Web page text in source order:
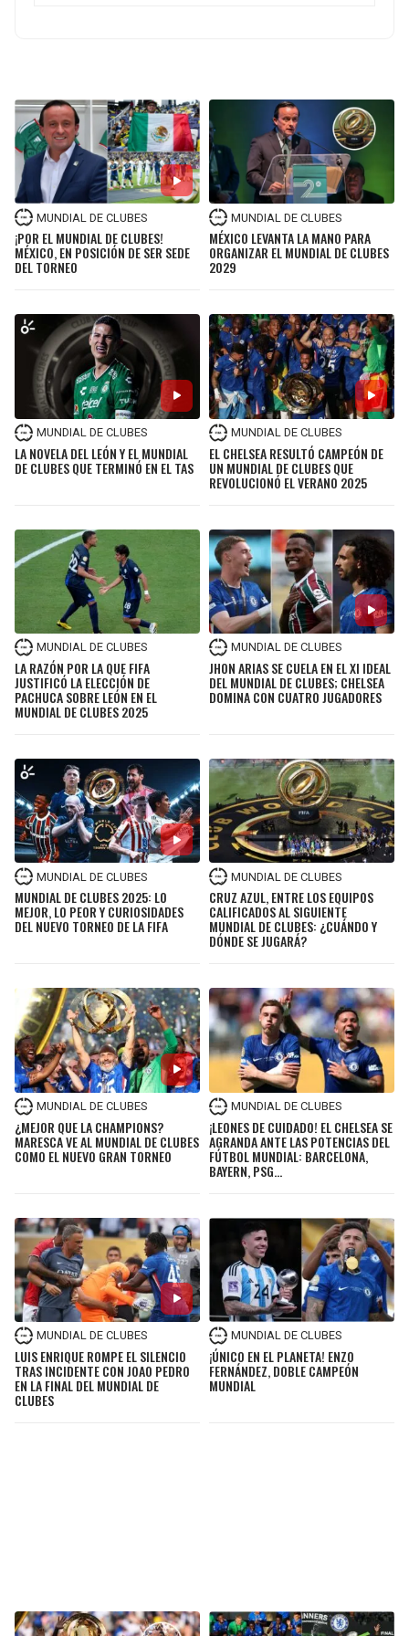
COWBOYS
GIANTS
EAGLES
COMMANDERS
RAMS
49ERS
SEAHAWKS
LIONS
PACKERS
VIKINGS
FALCONS
SAINTS
BUCCANEERS
CLIPPERS
LAKERS
SUNS
KINGS
ROCKETS
GRIZZLIES
NUGGETS
TIMBERWOLVES
THUNDER
TRAIL BLAZERS
MUNDIAL DE CLUBES
¡POR EL MUNDIAL DE CLUBES!
MÉXICO, EN POSICIÓN DE SER SEDE
DEL TORNEO
MUNDIAL DE CLUBES
MÉXICO LEVANTA LA MANO PARA
ORGANIZAR EL MUNDIAL DE CLUBES
2029
MUNDIAL DE CLUBES
LA NOVELA DEL LEÓN Y EL MUNDIAL
DE CLUBES QUE TERMINÓ EN EL TAS
MUNDIAL DE CLUBES
EL CHELSEA RESULTÓ CAMPEÓN DE
UN MUNDIAL DE CLUBES QUE
REVOLUCIONÓ EL VERANO 2025
MUNDIAL DE CLUBES
LA RAZÓN POR LA QUE FIFA
JUSTIFICÓ LA ELECCIÓN DE
PACHUCA SOBRE LEÓN EN EL
MUNDIAL DE CLUBES 2025
MUNDIAL DE CLUBES
JHON ARIAS SE CUELA EN EL XI IDEAL
DEL MUNDIAL DE CLUBES; CHELSEA
DOMINA CON CUATRO JUGADORES
MUNDIAL DE CLUBES
MUNDIAL DE CLUBES 2025: LO
MEJOR, LO PEOR Y CURIOSIDADES
DEL NUEVO TORNEO DE LA FIFA
MUNDIAL DE CLUBES
CRUZ AZUL, ENTRE LOS EQUIPOS
CALIFICADOS AL SIGUIENTE
MUNDIAL DE CLUBES: ¿CUÁNDO Y
DÓNDE SE JUGARÁ?
MUNDIAL DE CLUBES
¿MEJOR QUE LA CHAMPIONS?
MARESCA VE AL MUNDIAL DE CLUBES
COMO EL NUEVO GRAN TORNEO
MUNDIAL DE CLUBES
¡LEONES DE CUIDADO! EL CHELSEA SE
AGRANDA ANTE LAS POTENCIAS DEL
FÚTBOL MUNDIAL: BARCELONA,
BAYERN, PSG...
MUNDIAL DE CLUBES
LUIS ENRIQUE ROMPE EL SILENCIO
TRAS INCIDENTE CON JOAO PEDRO
EN LA FINAL DEL MUNDIAL DE
CLUBES
MUNDIAL DE CLUBES
¡ÚNICO EN EL PLANETA! ENZO
FERNÁNDEZ, DOBLE CAMPEÓN
MUNDIAL